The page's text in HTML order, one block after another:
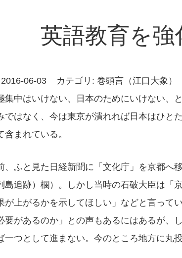
英語教育を強
06-03 カテゴリ: 巻頭言（江口大象）
集中はいけない、日本のためにいけない、
ではなく、今は東京が潰れれば日本はひと
含まれている。
、ふと見た日経新聞に「文化庁」を京都へ
島追跡）欄）。しかし当時の石破大臣は「
が上がるかを示してほしい」などと言って
要があるのか」との声もあるにはあるが、
一つとして進まない。今のところ地方に丸